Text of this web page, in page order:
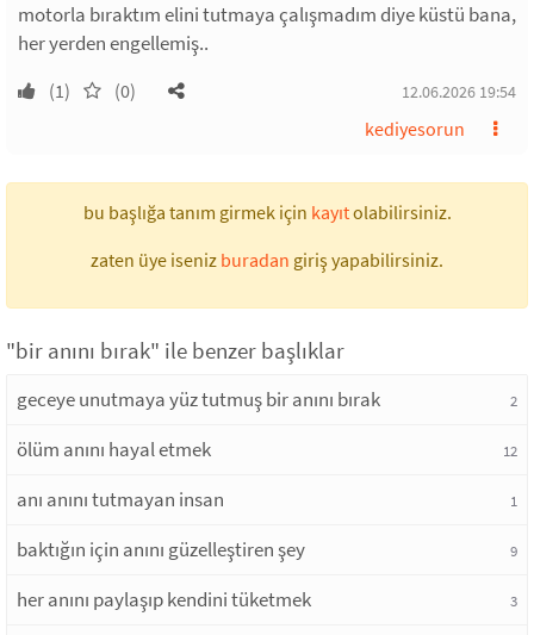
motorla bıraktım elini tutmaya çalışmadım diye küstü bana,
her yerden engellemiş..
(1) (0) 12.06.2026 19:54
kediyesorun
bu başlığa tanım girmek için kayıtolabilirsiniz.
zaten üye iseniz buradan giriş yapabilirsiniz.
"bir anını bırak" ile benzer başlıklar
geceye unutmaya yüz tutmuş bir anını bırak 2
ölüm anını hayal etmek 12
anı anını tutmayan insan 1
baktığın için anını güzelleştiren şey 9
her anını paylaşıp kendini tüketmek 3